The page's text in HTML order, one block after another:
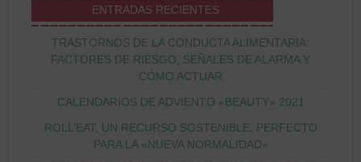
ENTRADAS RECIENTES
TRASTORNOS DE LA CONDUCTA ALIMENTARIA:
FACTORES DE RIESGO, SEÑALES DE ALARMA Y
CÓMO ACTUAR
CALENDARIOS DE ADVIENTO «BEAUTY» 2021
ROLL’EAT, UN RECURSO SOSTENIBLE, PERFECTO
PARA LA «NUEVA NORMALIDAD»